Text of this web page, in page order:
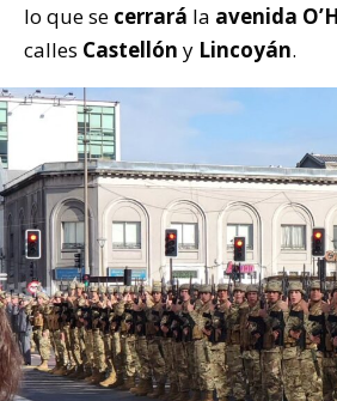
lo que se cerrará la avenida
calles Castellón y Lincoyán.